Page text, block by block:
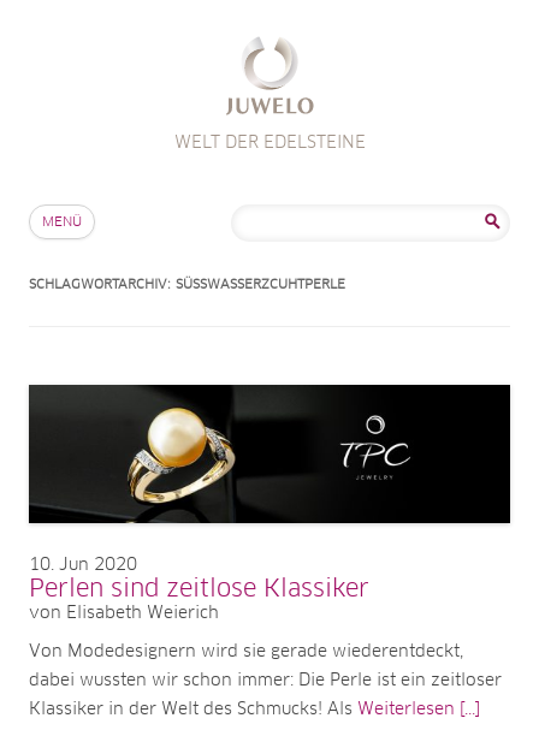
WELT DER EDELSTEINE
MENÜ
SCHLAGWORTARCHIV: SÜSSWASSERZCUHTPERLE
10 Jun 2020
Perlen sind zeitlose Klassiker
von Elisabeth Weierich
Von Modedesignern wird sie gerade wiederentdeckt,
dabei wussten wir schon immer: Die Perle ist ein zeitloser
Klassiker in der Welt des Schmucks! Als Weiterlesen [...]